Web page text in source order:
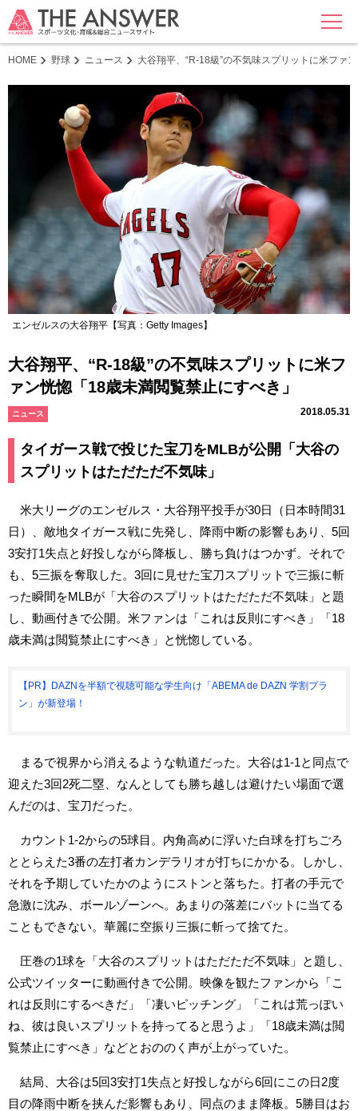
MENU
HOME 野球 ニュース 大谷翔平、“R-18級”の不気味スプリットに米ファ
エンゼルスの大谷翔平【写真：Getty Images】
大谷翔平、“R-18級”の不気味スプリットに米フ
ァン恍惚「18歳未満閲覧禁止にすべき」
ニュース 2018.05.31
タイガース戦で投じた宝刀をMLBが公開「大谷の
スプリットはただただ不気味」
米大リーグのエンゼルス・大谷翔平投手が30日（日本時間31
日）、敵地タイガース戦に先発し、降雨中断の影響もあり、5回
3安打1失点と好投しながら降板し、勝ち負けはつかず。それで
も、5三振を奪取した。3回に見せた宝刀スプリットで三振に斬
った瞬間をMLBが「大谷のスプリットはただただ不気味」と題
し、動画付きで公開。米ファンは「これは反則にすべき」「18
歳未満は閲覧禁止にすべき」と恍惚している。
【PR】DAZNを半額で視聴可能な学生向け「ABEMA de DAZN 学割プラ
ン」が新登場！
まるで視界から消えるような軌道だった。大谷は1-1と同点で
迎えた3回2死二塁、なんとしても勝ち越しは避けたい場面で選
んだのは、宝刀だった。
カウント1-2からの5球目。内角高めに浮いた白球を打ちごろ
ととらえた3番の左打者カンデラリオが打ちにかかる。しかし、
それを予期していたかのようにストンと落ちた。打者の手元で
急激に沈み、ボールゾーンへ。あまりの落差にバットに当てる
こともできない。華麗に空振り三振に斬って捨てた。
圧巻の1球を「大谷のスプリットはただただ不気味」と題し、
公式ツイッターに動画付きで公開。映像を観たファンから「こ
れは反則にするべきだ」「凄いピッチング」「これは荒っぽい
ね、彼は良いスプリットを持ってると思うよ」「18歳未満は閲
覧禁止にすべき」などとおののく声が上がっていた。
結局、大谷は5回3安打1失点と好投しながら6回にこの日2度
目の降雨中断を挟んだ影響もあり、同点のまま降板。5勝目はお